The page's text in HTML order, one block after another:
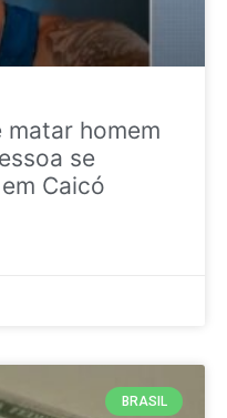
matar homem
se
Caicó
BRASIL